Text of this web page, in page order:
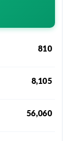
810
8,105
56,060